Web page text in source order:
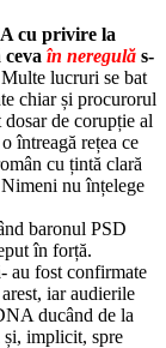
cu privire la
în neregulă s-
lucruri se bat
chiar și procurorul
de corupție al
întreagă rețea ce
cu țintă clară
nu înțelege
baronul PSD
în forță.
au fost confirmate
iar audierile
ducând de la
implicit, spre